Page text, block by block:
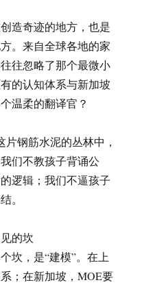
造奇迹的地方，也是
。来自全球各地的家
往忽略了那个最微小
的认知体系与新加坡
温柔的翻译官？
片钢筋水泥的丛林中，
们不教孩子背诵公
逻辑；我们不逼孩子
。
的坎
坎，是“建模”。在上
；在新加坡，MOE要